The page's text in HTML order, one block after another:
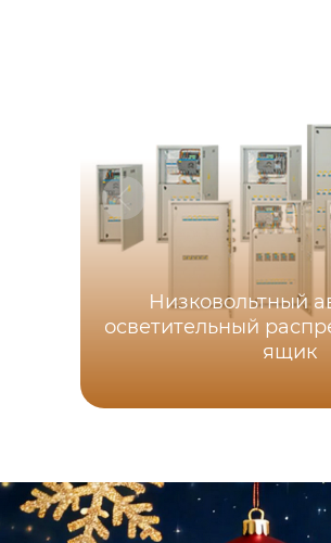
Низковольтный
осветительный
ящик